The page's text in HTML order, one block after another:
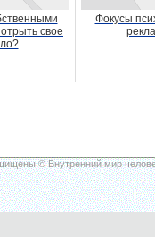
свое
Фокусы
© Внутренний мир